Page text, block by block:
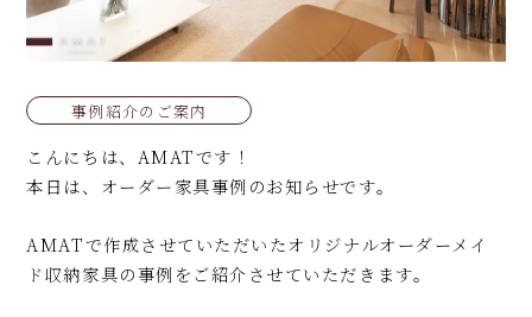
事例紹介のご案内
こんにちは、AMATです！
本日は、オーダー家具事例のお知らせです。
AMATで作成させていただいたオリジナルオーダーメイ
ド収納家具の事例をご紹介させていただきます。